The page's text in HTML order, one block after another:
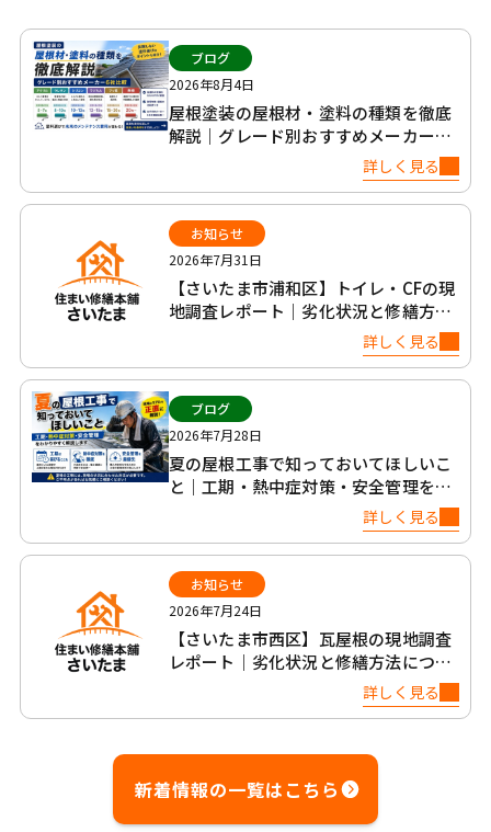
ブログ
2026年8月4日
屋根塗装の屋根材・塗料の種類を徹底
解説｜グレード別おすすめメーカー6
詳しく見る
お知らせ
2026年7月31日
【さいたま市浦和区】トイレ・CFの現
地調査レポート｜劣化状況と修繕方法
詳しく見る
ブログ
2026年7月28日
夏の屋根工事で知っておいてほしいこ
と｜工期・熱中症対策・安全管理を正
詳しく見る
お知らせ
2026年7月24日
【さいたま市西区】瓦屋根の現地調査
レポート｜劣化状況と修繕方法につい
詳しく見る
新着情報の一覧はこちら